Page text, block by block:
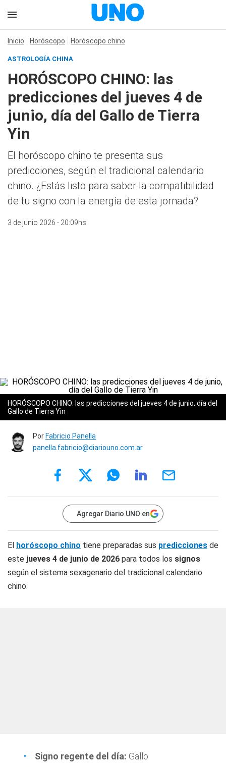
Inicio Horóscopo Horóscopo chino
ASTROLOGÍA CHINA
HORÓSCOPO CHINO: las
predicciones del jueves 4 de
junio, día del Gallo de Tierra
Yin
El horóscopo chino te presenta sus
predicciones, según el tradicional calendario
chino. ¿Estás listo para saber la compatibilidad
de tu signo con la energía de esta jornada?
3 de junio 2026 - 20:09hs
HORÓSCOPO CHINO: las predicciones del jueves 4 de junio, día del
Gallo de Tierra Yin
Por Fabricio Panella
panella.fabricio@diariouno.com.ar
Agregar Diario UNO en
El horóscopo chino tiene preparadas sus predicciones de
este jueves 4 de junio de 2026 para todos los signos
según el sistema sexagenario del tradicional calendario
chino.
Signo regente del día: Gallo